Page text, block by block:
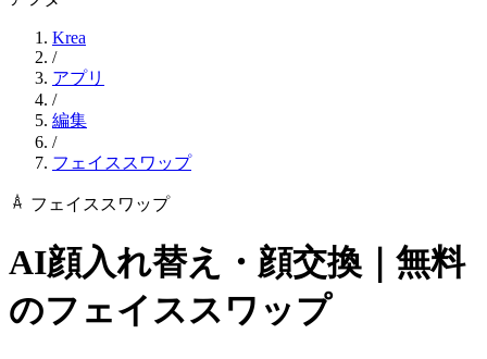
Krea
/
アプリ
/
編集
/
フェイススワップ
フェイススワップ
AI顔入れ替え・顔交換｜無料
のフェイススワップ